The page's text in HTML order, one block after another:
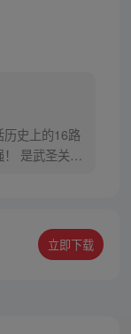
历史上的16路
云
立即下载